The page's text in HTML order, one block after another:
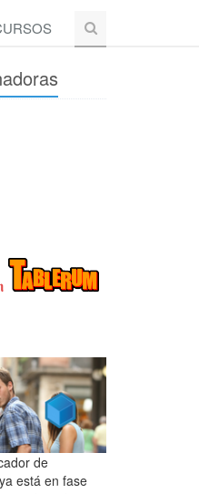
de
está en fase